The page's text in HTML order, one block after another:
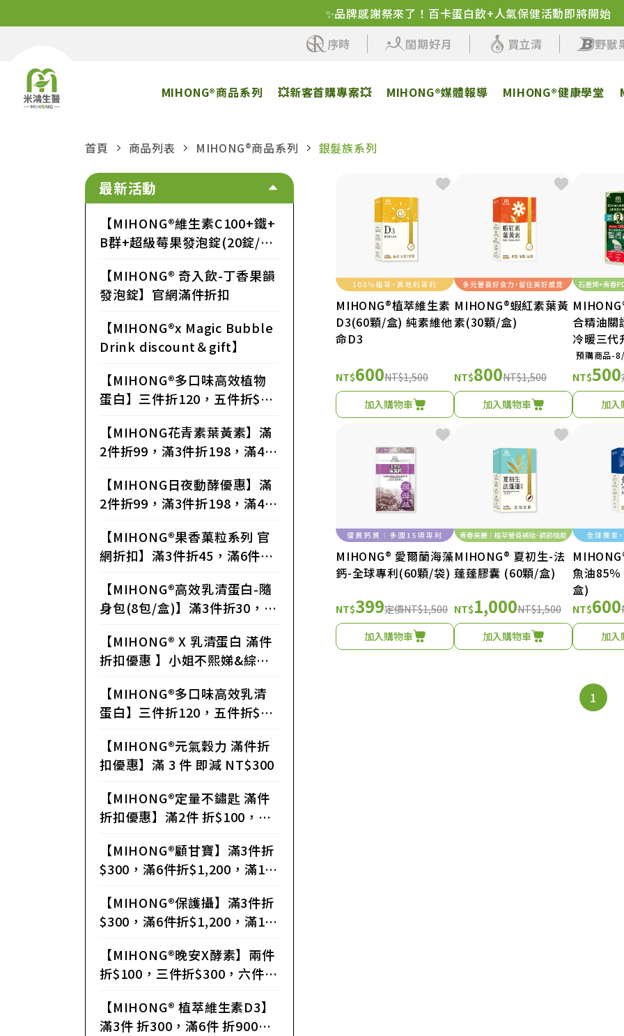
✨品牌感謝祭來了！百卡蛋白飲+人氣保健活動即將開始
序時
閨期好月 買立清 野獸
MIHONG®商品系列 💥新客首購專案💥 MIHONG®媒體報導 MIHONG®健康學堂
首頁 商品列表 MIHONG®商品系列
銀髮族系列
銀髮族系列
最新活動
【MIHONG®維生素C100+鐵+
B群+超級莓果發泡錠(20錠/
【MIHONG® 奇入飲-丁香果韻
發泡錠】官網滿件折扣
【MIHONG®x Magic Bubble
Drink discount＆gift】
【MIHONG®多口味高效植物
蛋白】三件折120，五件折$35
20，二十四件折$2880
【MIHONG花青素葉黃素】滿
2件折99，滿3件折198，滿4件
800，滿15件折1800，滿25件
折3250
【MIHONG日夜動酵優惠】滿
2件折99，滿3件折198，滿4件
800，滿25件折3250
【MIHONG®果香菓粒系列 官
網折扣】滿3件折45，滿6件折
200
【MIHONG®高效乳清蛋白-隨
身包(8包/盒)】滿3件折30，滿
件折640，滿32件折1408
【MIHONG® X 乳清蛋白 滿件
折扣優惠 】小姐不熙娣&綜藝
【MIHONG®多口味高效乳清
蛋白】三件折120，五件折$35
20，二十四件折$2880
【MIHONG®元氣穀力 滿件折
扣優惠】滿 3 件 即減 NT$300
【MIHONG®定量不鏽匙 滿件
折扣優惠】滿2件 折$100，滿3
【MIHONG®顧甘寶】滿3件折
$300，滿6件折$1,200，滿10
0，滿24件折$7,440
【MIHONG®保護攝】滿3件折
$300，滿6件折$1,200，滿10
0，滿24件折$7,440
【MIHONG®晚安X酵素】兩件
折$100，三件折$300，六件折
四件折$5040
【MIHONG® 植萃維生素D3】
滿3件 折300，滿6件 折900，
MIHONG®植萃維生素
D3(60顆/盒) 純素維他
命D3
NT$600NT$1,500
加入購物車
MIHONG®蝦紅素葉黃
素(30顆/盒)
NT$800NT$1,500
加入購物車
合精油關
冷暖三代
預購商品-
NT$500
加入
MIHONG® 愛爾蘭海藻
鈣-全球專利(60顆/袋)
NT$399定價NT$1,500
加入購物車
MIHONG® 夏初生-法
蓬蓬膠囊 (60顆/盒)
NT$1,000NT$1,500
加入購物車
魚油85
盒)
NT$600
加入
1